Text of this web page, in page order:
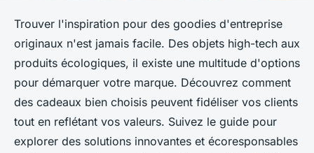
Trouver l'inspiration pour des goodies d'entreprise
originaux n'est jamais facile. Des objets high-tech aux
produits écologiques, il existe une multitude d'options
pour démarquer votre marque. Découvrez comment
des cadeaux bien choisis peuvent fidéliser vos clients
tout en reflétant vos valeurs. Suivez le guide pour
explorer des solutions innovantes et écoresponsables